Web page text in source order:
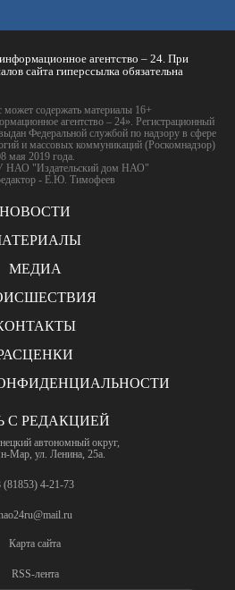
агентство – 24. При
сайта гиперссылка обязательна
может содержать материалы 16+
агентство – 24». Регистрационный
Федеральной службой по надзору в сфере
и массовых коммуникаций (Роскомнадзор)
мая 2019 года.
НАО "Издательский дом НАО"
- Е.Ю. Тимофеев
НОВОСТИ
МЕДИА
С РЕДАКЦИЕЙ
автономный округ,
Мар, ул. Ленина, 25а.
(81853) 4-21-73
Карта сайта
RSS-лента